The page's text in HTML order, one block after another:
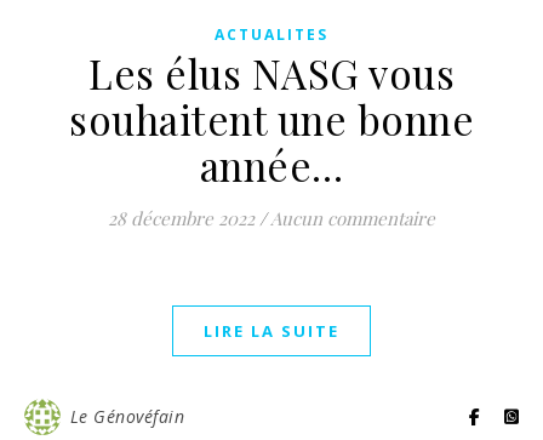
ACTUALITES
Les élus NASG vous
souhaitent une bonne
année…
28 décembre 2022 /Aucun commentaire
LIRE LA SUITE
Le Génovéfain